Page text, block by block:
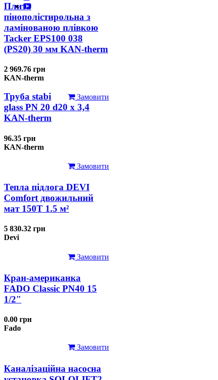
Плита
пінополістирольна з
ламінованою плівкою
Tacker EPS100 038
(PS20) 30 мм KAN-therm
2 969.76 грн
KAN-therm
Замовити
Труба stabi
glass PN 20 d20 х 3,4
KAN-therm
96.35 грн
KAN-therm
Замовити
Тепла підлога DEVI
Comfort двожильний
мат 150T 1.5 м²
5 830.32 грн
Devi
Замовити
Кран-американка
FADO Classic PN40 15
1/2"
0.00 грн
Fado
Замовити
Каналізаційна насосна